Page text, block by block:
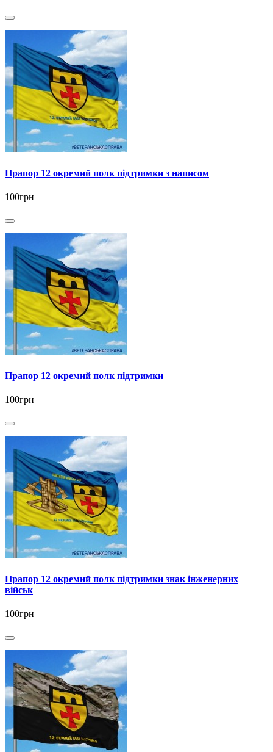
Прапор 12 окремий полк підтримки з написом
100грн
Прапор 12 окремий полк підтримки
100грн
Прапор 12 окремий полк підтримки знак інженерних
військ
100грн